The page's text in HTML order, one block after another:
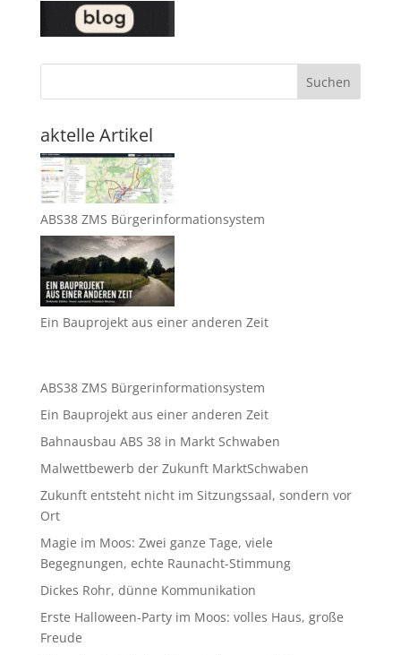
Suchen
aktelle Artikel
ABS38 ZMS Bürgerinformationsystem
Ein Bauprojekt aus einer anderen Zeit
ABS38 ZMS Bürgerinformationsystem
Ein Bauprojekt aus einer anderen Zeit
Bahnausbau ABS 38 in Markt Schwaben
Malwettbewerb der Zukunft MarktSchwaben
Zukunft entsteht nicht im Sitzungssaal, sondern vor
Ort
Magie im Moos: Zwei ganze Tage, viele
Begegnungen, echte Raunacht-Stimmung
Dickes Rohr, dünne Kommunikation
Erste Halloween-Party im Moos: volles Haus, große
Freude